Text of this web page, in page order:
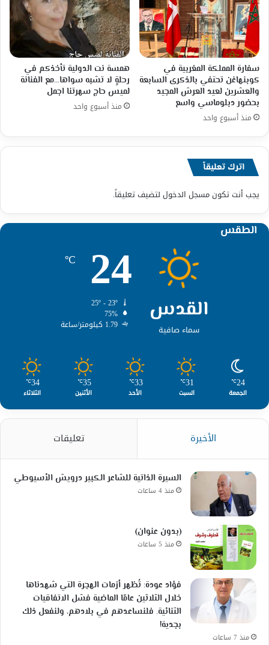
سفارة المملكة المغربية في
كوبنهاغن تحتفي بالذكرى السابعة
والعشرين لعيد العرش المجيد
بحضور دبلوماسي واسع
منذ أسبوع واحد
همسة نت الدولية تأخذكم في
رحلةٍ لا تشبه سواها…مع الفنانة
لميس حاج سهرتنا اجمل
منذ أسبوع واحد
اترك تعليقاً
يجب أنت تكونمسجل الدخول لتضيف تعليقاً.
الطقس
القدس
سماء صافية
24
℃
75%
1.79 كيلومتر/ساعة
24
℃
الجمعة
31
℃
السبت
33
℃
الأحد
35
℃
الأثنين
34
℃
الثلاثاء
الأخيرة تعليقات
السيرة الذاتية للشاعر الكبير درويش الأسيوطي
منذ 4 ساعات
(بدون عنوان)
منذ 5 ساعات
فؤاد عودة: تُظهر أزمات الهجرة التي شهدناها
خلال الثلاثين عامًا الماضية فشل الاتفاقيات
الثنائية. فلنساعدهم في بلادهم، ولنفعل ذلك
بجدية!
منذ 7 ساعات